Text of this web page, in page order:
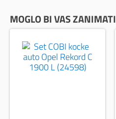
MOGLO BI VAS ZANIMATI